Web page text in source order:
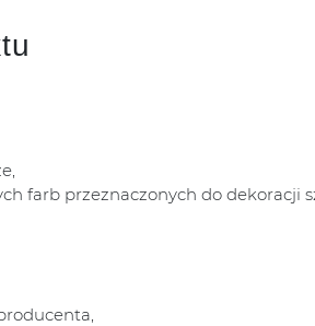
farb przeznaczonych do dekoracji